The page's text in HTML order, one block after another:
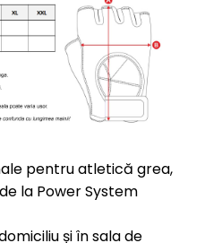
pentru atletică grea,
de la Power System
și în sala de